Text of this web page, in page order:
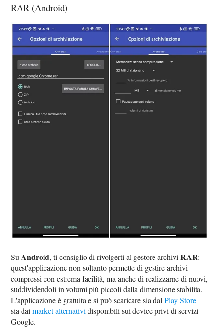
RAR (Android)
Su Android, ti consiglio di rivolgerti al gestore archiviRAR:
quest'applicazione non soltanto permette di gestire archivi
compressi con estrema facilità, ma anche di realizzarne di nuovi,
suddividendoli in volumi più piccoli dalla dimensione stabilita.
L'applicazione è gratuita e si può scaricare sia dalPlay Store,
sia daimarket alternativi disponibili sui device privi di servizi
Google.